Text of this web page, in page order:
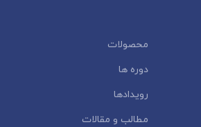
محصولات
دوره ها
رویدادها
مطالب و مقالات